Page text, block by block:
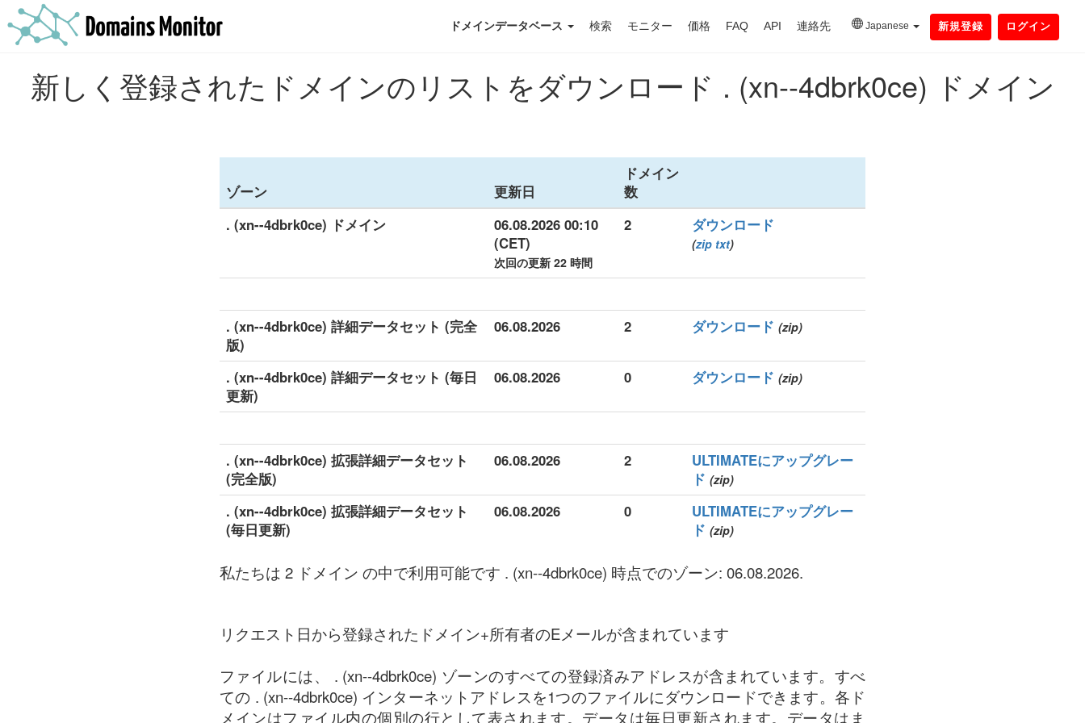
ドメインデータベース 検索 モニター 価格 FAQ API 連絡先 Japanese 新規登録 ログイン
新しく登録されたドメインのリストをダウンロード . (xn--4dbrk0ce) ドメイン
ゾーン 更新日
ドメイン
数
. (xn--4dbrk0ce) ドメイン
06.08.2026 00:10
(CET)
次回の更新 22 時間
2 ダウンロード
(zip txt)
. (xn--4dbrk0ce) 詳細データセット (完全
版)
06.08.2026 2 ダウンロード (zip)
. (xn--4dbrk0ce) 詳細データセット (毎日
更新)
06.08.2026 0 ダウンロード (zip)
. (xn--4dbrk0ce) 拡張詳細データセット
(完全版)
06.08.2026 2
ULTIMATEにアップグレー
ド (zip)
. (xn--4dbrk0ce) 拡張詳細データセット
(毎日更新)
06.08.2026 0
ULTIMATEにアップグレー
ド (zip)
私たちは 2 ドメイン の中で利用可能です . (xn--4dbrk0ce) 時点でのゾーン: 06.08.2026.
リクエスト日から登録されたドメイン+所有者のEメールが含まれています
ファイルには、 . (xn--4dbrk0ce) ゾーンのすべての登録済みアドレスが含まれています。すべ
ての . (xn--4dbrk0ce) インターネットアドレスを1つのファイルにダウンロードできます。各ド
メインはファイル内の個別の行として表されます。データは毎日更新されます。データはま